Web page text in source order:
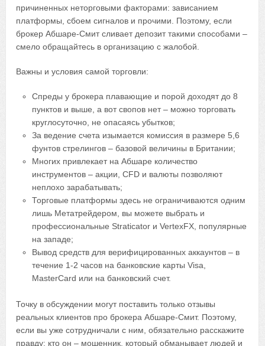
причиненных неторговыми факторами: зависанием
платформы, сбоем сигналов и прочими. Поэтому, если
брокер Абшаре-Смит сливает депозит такими способами –
смело обращайтесь в организацию с жалобой.
Важны и условия самой торговли:
Спреды у брокера плавающие и порой доходят до 8
пунктов и выше, а вот свопов нет – можно торговать
круглосуточно, не опасаясь убытков;
За ведение счета изымается комиссия в размере 5,6
фунтов стрелингов – базовой величины в Британии;
Многих привлекает на Абшаре количество
инструментов – акции, CFD и валюты позволяют
неплохо зарабатывать;
Торговые платформы здесь не ограничиваются одним
лишь Метатрейдером, вы можете выбрать и
профессиональные Straticator и VertexFX, популярные
на западе;
Вывод средств для верифицированных аккаунтов – в
течение 1-2 часов на банковские карты Visa,
MasterCard или на банковский счет.
Точку в обсуждении могут поставить только отзывы
реальных клиентов про брокера Абшаре-Смит. Поэтому,
если вы уже сотрудничали с ним, обязательно расскажите
правду: кто он – мошенник, который обманывает людей и